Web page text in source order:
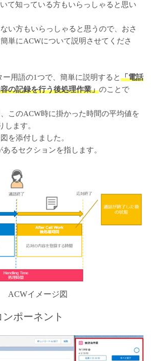
て知っている方もいらっしゃると思い
い方もいらっしゃると思うので、おさ
単にACWについて説明させてくださ
用語の1つで、簡単に説明すると「電話
の記録を行う後処理作業」​のことで
このACW時に掛かった時間の平均値を
します。
を添付しました。
るセクションを指します。
ACWイメージ図
ポーネント